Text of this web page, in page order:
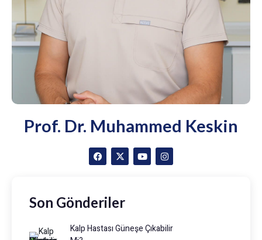
Prof. Dr. Muhammed Keskin
Son Gönderiler
Kalp Hastası Güneşe Çıkabilir